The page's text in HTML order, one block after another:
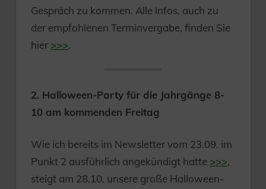
Gespräch zu kommen. Alle Infos, auch zu
der empfohlenen Terminvergabe, finden Sie
hier >>>.
2. Halloween-Party für die Jahrgänge 8-
10 am kommenden Freitag
Wie ich bereits im Newsletter vom 23.09. im
Punkt 2 ausführlich angekündigt hatte >>>,
steigt am 28.10. unsere große Halloween-